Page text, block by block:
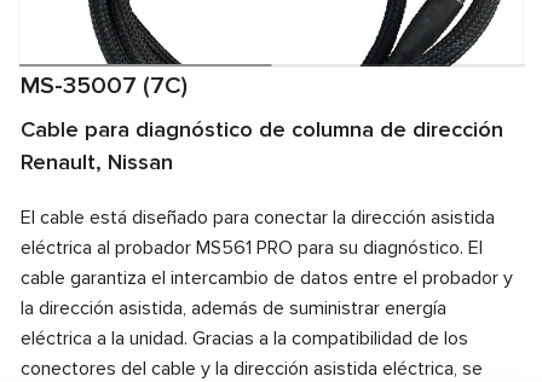
MS-35007 (7C)
Cable para diagnóstico de columna de dirección
Renault, Nissan
El cable está diseñado para conectar la dirección asistida
eléctrica al probador MS561 PRO para su diagnóstico. El
cable garantiza el intercambio de datos entre el probador y
la dirección asistida, además de suministrar energía
eléctrica a la unidad. Gracias a la compatibilidad de los
conectores del cable y la dirección asistida eléctrica, se